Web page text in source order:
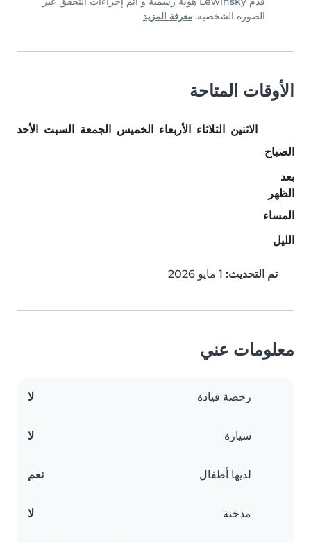
الصورة الشخصية. معرفة المزيد
الأوقات المتاحة
الاثنين الثلاثاء الأربعاء الخميس الجمعة السبت
الأحد
الصباح
بعد
الظهر
المساء
الليل
تم التحديث:
معلومات عني
رخصة قيادة لا
سيارة لا
لديها أطفال نعم
مدخنة لا